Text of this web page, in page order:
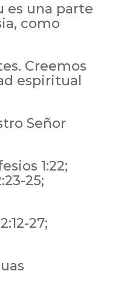
es una parte
como
Creemos
espiritual
Señor
1:22;
25;
27;